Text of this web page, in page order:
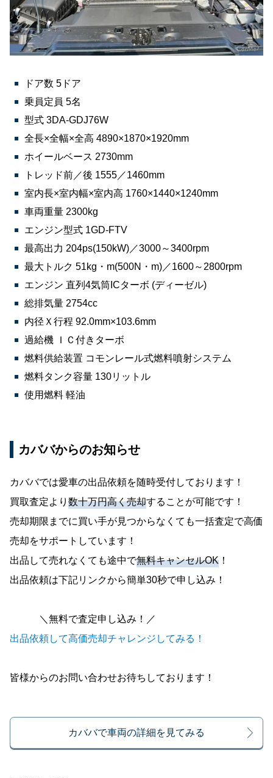
ドア数 5ドア
乗員定員 5名
型式 3DA-GDJ76W
全長×全幅×全高 4890×1870×1920mm
ホイールベース 2730mm
トレッド前／後 1555／1460mm
室内長×室内幅×室内高 1760×1440×1240mm
車両重量 2300kg
エンジン型式 1GD-FTV
最高出力 204ps(150kW)／3000～3400rpm
最大トルク 51kg・m(500N・m)／1600～2800rpm
エンジン 直列4気筒ICターボ (ディーゼル)
総排気量 2754cc
内径Ｘ行程 92.0mm×103.6mm
過給機 ＩＣ付きターボ
燃料供給装置 コモンレール式燃料噴射システム
燃料タンク容量 130リットル
使用燃料 軽油
カババからのお知らせ
カババでは愛車の出品依頼を随時受付しております！
買取査定より 数十万円高く売却することが可能です！
売却期限までに買い手が見つからなくても一括査定で高価
売却をサポートしています！
出品して売れなくても途中で無料キャンセルOK ！
出品依頼は下記リンクから簡単30秒で申し込み！
＼無料で査定申し込み！／
出品依頼して高価売却チャレンジしてみる！
皆様からのお問い合わせお待ちしております！
カババで車両の詳細を見てみる